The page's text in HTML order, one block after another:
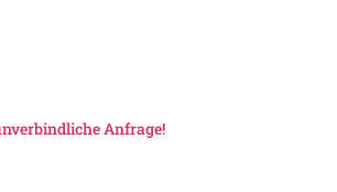
Anfrage!